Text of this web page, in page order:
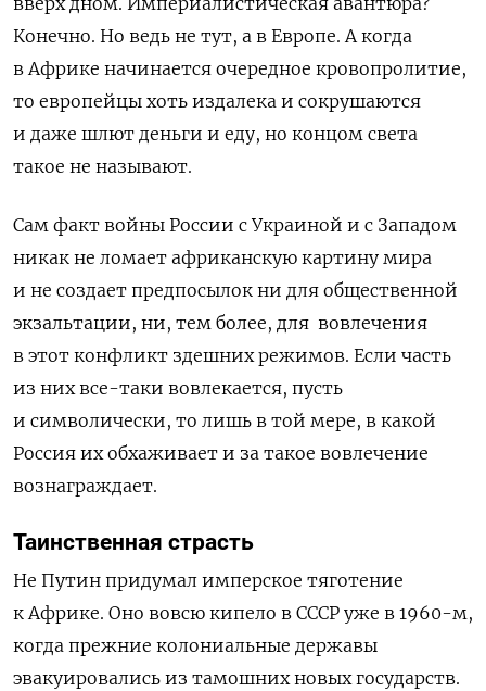
Конечно. Но ведь не тут, а в Европе. А когда
в Африке начинается очередное кровопролитие,
то европейцы хоть издалека и сокрушаются
и даже шлют деньги и еду, но концом света
такое не называют.
Сам факт войны России с Украиной и с Западом
никак не ломает африканскую картину мира
и не создает предпосылок ни для общественной
экзальтации, ни, тем более, для вовлечения
в этот конфликт здешних режимов. Если часть
из них все-таки вовлекается, пусть
и символически, то лишь в той мере, в какой
Россия их обхаживает и за такое вовлечение
вознаграждает.
Таинственная страсть
Не Путин придумал имперское тяготение
к Африке. Оно вовсю кипело в СССР уже в 1960-м,
когда прежние колониальные державы
эвакуировались из тамошних новых государств.